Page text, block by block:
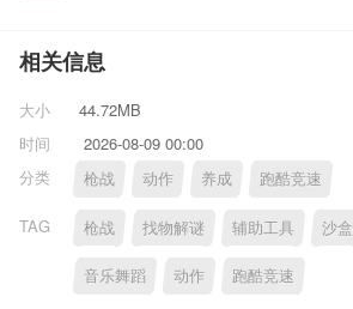
相关信息
大小
44.72MB
时间
2026-08-09 00:00
分类
枪战 动作 养成 跑酷竞速
TAG 枪战 找物解谜 辅助工具 沙盒
音乐舞蹈 动作 跑酷竞速